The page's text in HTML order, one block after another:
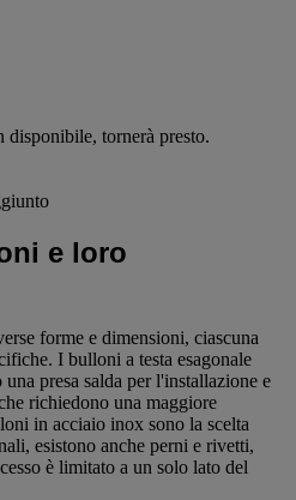
disponibile, tornerà presto.
e loro
forme e dimensioni, ciascuna
I bulloni a testa esagonale
presa salda per l'installazione e
richiedono una maggiore
in acciaio inox sono la scelta
esistono anche perni e rivetti,
è limitato a un solo lato del